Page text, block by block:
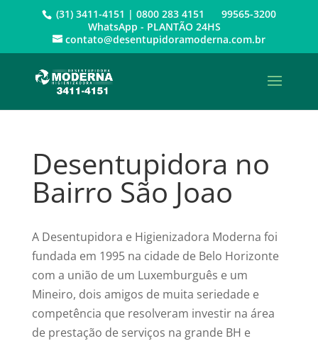
(31) 3411-4151 | 0800 283 4151 99565-3200
WhatsApp - PLANTÃO 24HS
contato@desentupidoramoderna.com.br
Desentupidora no
Bairro São Joao
A Desentupidora e Higienizadora Moderna foi
fundada em 1995 na cidade de Belo Horizonte
com a união de um Luxemburguês e um
Mineiro, dois amigos de muita seriedade e
competência que resolveram investir na área
de prestação de serviços na grande BH e